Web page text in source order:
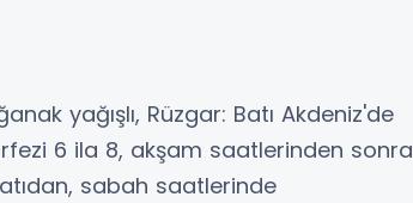
yağışlı, Rüzgar: Batı Akdeniz'de
6 ila 8, akşam saatlerinden sonra
sabah saatlerinde